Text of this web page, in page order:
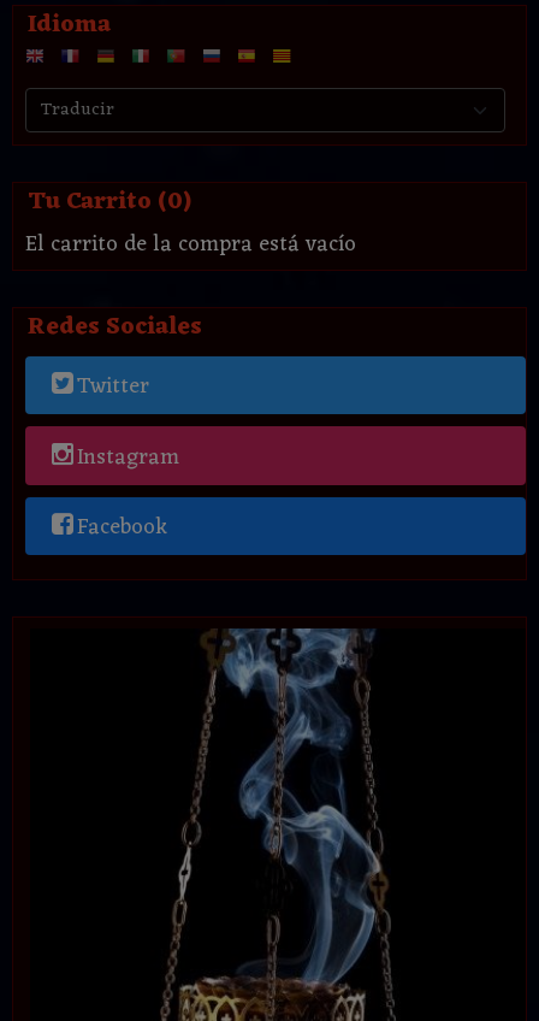
Idioma
Tu Carrito (0)
El carrito de la compra está vacío
Redes Sociales
Twitter
Instagram
Facebook